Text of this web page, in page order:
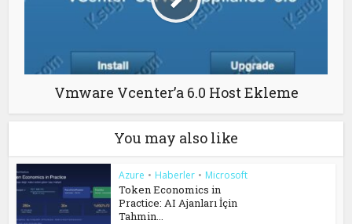
Vmware Vcenter’a 6.0 Host Ekleme
You may also like
Azure • Haberler • Microsoft
Token Economics in
Practice: AI Ajanları İçin
Tahmin...